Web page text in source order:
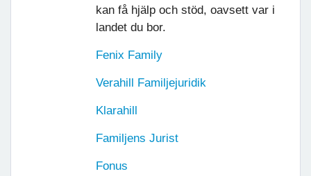
kan få hjälp och stöd, oavsett var i
landet du bor.
Fenix Family
Verahill Familjejuridik
Klarahill
Familjens Jurist
Fonus